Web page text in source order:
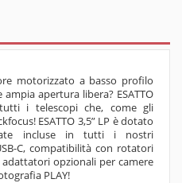
motorizzato a basso profilo
apertura libera? ESATTO
i telescopi che, come gli
ESATTO 3,5” LP è dotato
incluse in tutti i nostri
C, compatibilità con rotatori
adattatori opzionali per camere
PLAY!